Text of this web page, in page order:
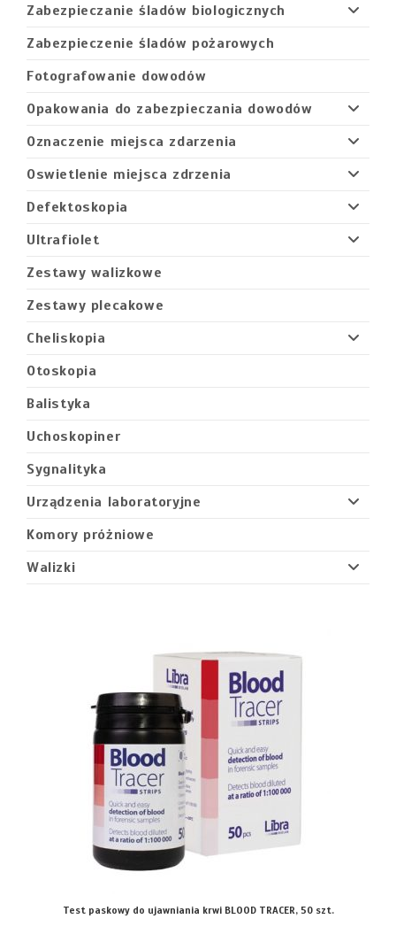
Zabezpieczanie śladów biologicznych
Zabezpieczenie śladów pożarowych
Fotografowanie dowodów
Opakowania do zabezpieczania dowodów
Oznaczenie miejsca zdarzenia
Oswietlenie miejsca zdrzenia
Defektoskopia
Ultrafiolet
Zestawy walizkowe
Zestawy plecakowe
Cheliskopia
Otoskopia
Balistyka
Uchoskopiner
Sygnalityka
Urządzenia laboratoryjne
Komory próżniowe
Walizki
Test paskowy do ujawniania krwi BLOOD TRACER, 50 szt.